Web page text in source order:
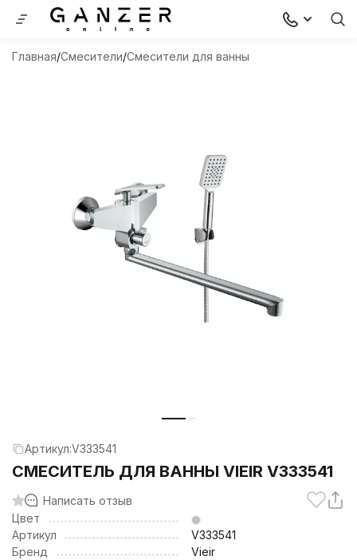
Главная Смесители Смесители для ванны
Артикул:V333541
СМЕСИТЕЛЬ ДЛЯ ВАННЫ VIEIR V333541
Написать отзыв
Цвет
Артикул
V333541
Бренд
Vieir